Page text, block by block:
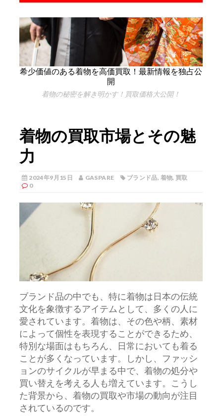
希少価値のある着物を高価買取！最新情報を独占公
開
着物の秘密を解き明かす！買取価格大公開！
着物の買取市場とその魅
力
2024年9月15日 GASPARE ブランド品, 着物, 買取
0
ブランド品の中でも、特に着物は日本の伝統
文化を象徴するアイテムとして、多くの人に
愛されています。 着物は、その色や柄、素材
によって個性を表現することができるため、
特別な場面はもちろん、日常においても着る
ことが多くなっています。しかし、ファッシ
ョンのサイクルが早まる中で、着物の処分や
買い替えを考える人も増えています。こうし
た背景から、着物の買取や市場の動向が注目
されているのです。